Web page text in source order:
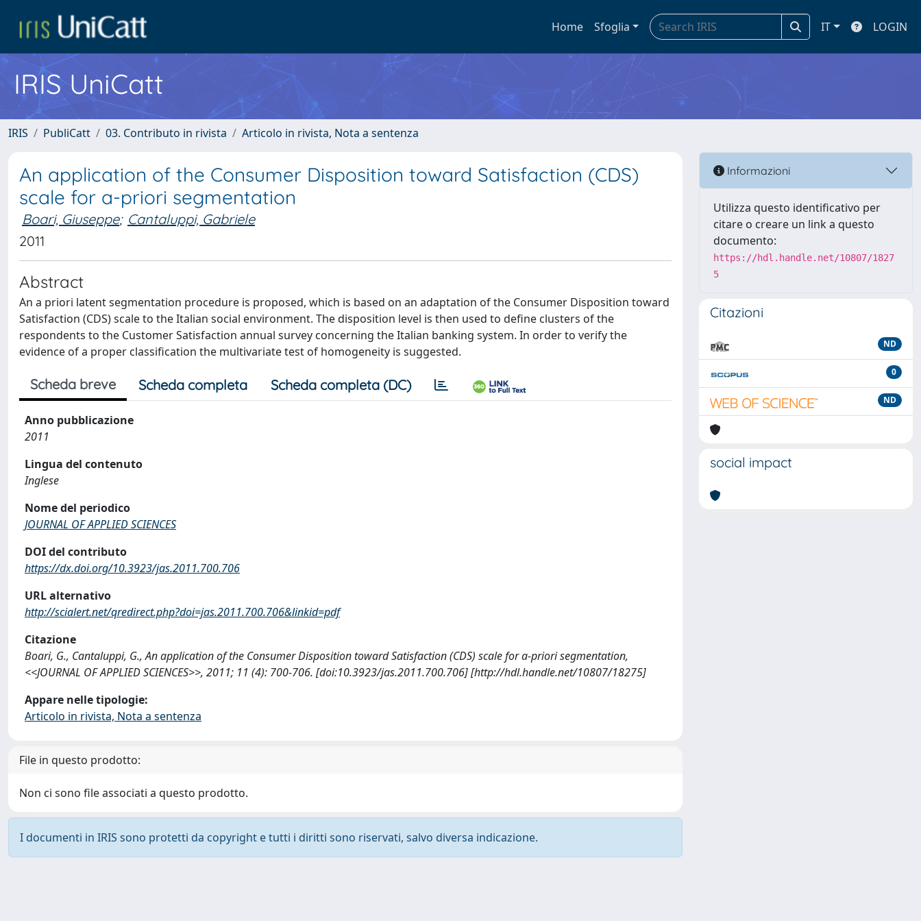
Home Sfoglia IT LOGIN
IRIS UniCatt
IRIS PubliCatt 03. Contributo in rivista Articolo in rivista, Nota a sentenza
An application of the Consumer Disposition toward Satisfaction (CDS)
scale for a-priori segmentation
Boari, Giuseppe; Cantaluppi, Gabriele
2011
Abstract
An a priori latent segmentation procedure is proposed, which is based on an adaptation of the Consumer Disposition toward
Satisfaction (CDS) scale to the Italian social environment. The disposition level is then used to define clusters of the
respondents to the Customer Satisfaction annual survey concerning the Italian banking system. In order to verify the
evidence of a proper classification the multivariate test of homogeneity is suggested.
Scheda breve Scheda completa Scheda completa (DC)
Anno pubblicazione
2011
Lingua del contenuto
Inglese
Nome del periodico
JOURNAL OF APPLIED SCIENCES
DOI del contributo
https://dx.doi.org/10.3923/jas.2011.700.706
URL alternativo
http://scialert.net/qredirect.php?doi=jas.2011.700.706&linkid=pdf
Citazione
Boari, G., Cantaluppi, G., An application of the Consumer Disposition toward Satisfaction (CDS) scale for a-priori segmentation,
<<JOURNAL OF APPLIED SCIENCES>>, 2011; 11 (4): 700-706. [doi:10.3923/jas.2011.700.706] [http://hdl.handle.net/10807/18275]
Appare nelle tipologie:
Articolo in rivista, Nota a sentenza
File in questo prodotto:
Non ci sono file associati a questo prodotto.
I documenti in IRIS sono protetti da copyright e tutti i diritti sono riservati, salvo diversa indicazione.
Informazioni
Utilizza questo identificativo per
citare o creare un link a questo
documento:
https://hdl.handle.net/10807/1827
5
Citazioni
ND
0
ND
social impact